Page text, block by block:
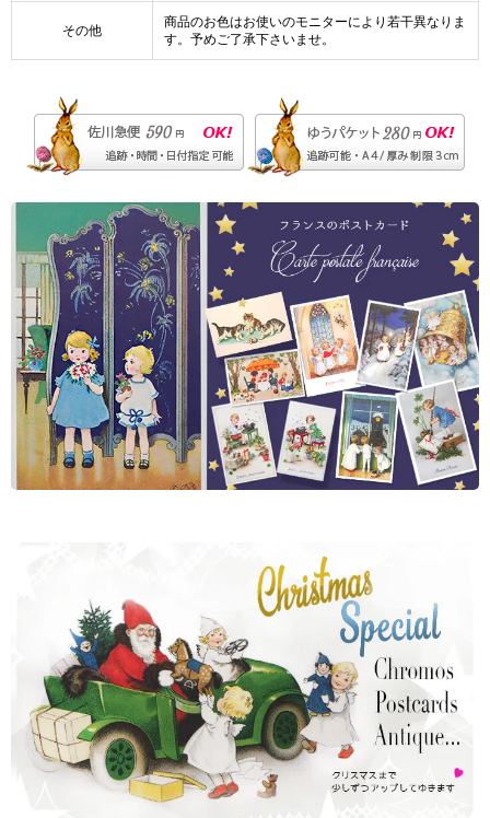
その他
商品のお色はお使いのモニターにより若干異なりま
す。予めご了承下さいませ。